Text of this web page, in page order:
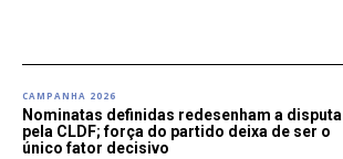
CAMPANHA 2026
Nominatas definidas redesenham a disputa
pela CLDF; força do partido deixa de ser o
único fator decisivo